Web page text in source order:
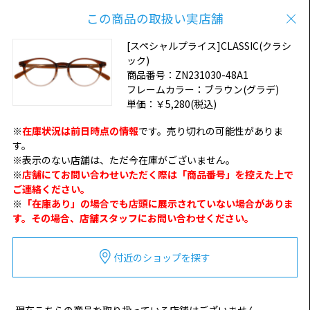
この商品の取扱い実店舗
[スペシャルプライス]CLASSIC(クラシ
ック)
商品番号： ZN231030-48A1
フレームカラー： ブラウン(グラデ)
単価： ￥5,280(税込)
※在庫状況は前日時点の情報です。売り切れの可能性がありま
す。
※表示のない店舗は、ただ今在庫がございません。
※店舗にてお問い合わせいただく際は「商品番号」を控えた上で
ご連絡ください。
※ 「在庫あり」の場合でも店頭に展示されていない場合がありま
す。その場合、店舗スタッフにお問い合わせください。
付近のショップを探す